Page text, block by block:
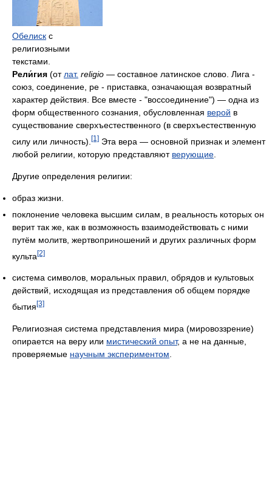
Обелиск с
религиозными
текстами.
Рели́гия (от лат. religio — составное латинское слово. Лига -
союз, соединение, ре - приставка, означающая возвратный
характер действия. Все вместе - "воссоединение") — одна из
форм общественного сознания, обусловленная верой в
существование сверхъестественного (в сверхъестественную
силу или личность). [1] Эта вера — основной признак и элемент
любой религии, которую представляют верующие
Другие определения религии:
образ жизни.
поклонение человека высшим силам, в реальность которых он
верит так же, как в возможность взаимодействовать с ними
путём молитв, жертвоприношений и других различных форм
культа[2]
система символов, моральных правил, обрядов и культовых
действий, исходящая из представления об общем порядке
бытия [3]
Религиозная система представления мира (мировоззрение)
опирается на веру или мистический опыт, а не на данные,
проверяемые научным экспериментом